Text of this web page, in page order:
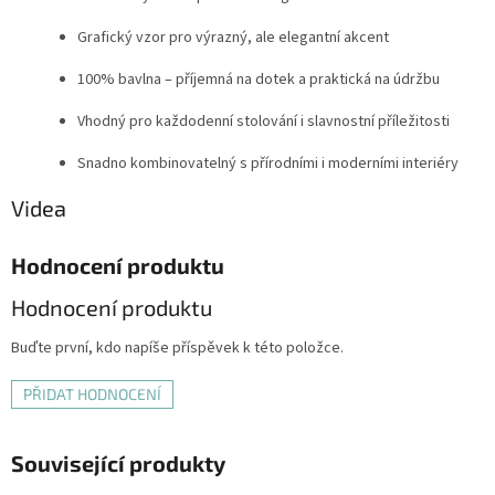
Grafický vzor pro výrazný, ale elegantní akcent
100% bavlna – příjemná na dotek a praktická na údržbu
Vhodný pro každodenní stolování i slavnostní příležitosti
Snadno kombinovatelný s přírodními i moderními interiéry
Videa
Hodnocení produktu
Hodnocení produktu
Buďte první, kdo napíše příspěvek k této položce.
PŘIDAT HODNOCENÍ
Související produkty